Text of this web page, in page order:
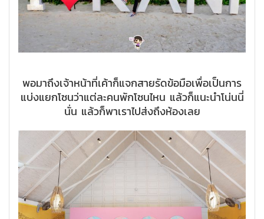
พอมาถึงเจ้าหน้าที่เค้าก็แจกสายรัดข้อมือเพื่อเป็นการ
แบ่งแยกโซนว่าแต่ละคนพักโซนไหน แล้วก็แนะนำโน่นนี่
นั่น แล้วก็พาเราไปส่งถึงห้องเลย